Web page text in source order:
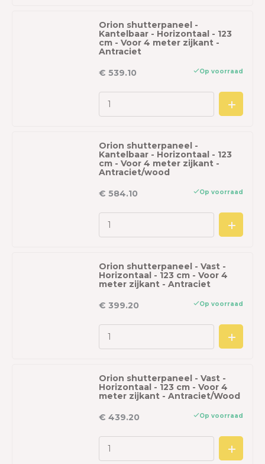
Orion shutterpaneel -
Kantelbaar - Horizontaal - 123
cm - Voor 4 meter zijkant -
Antraciet
€ 539.10
Op voorraad
Orion shutterpaneel -
Kantelbaar - Horizontaal - 123
cm - Voor 4 meter zijkant -
Antraciet/wood
€ 584.10
Op voorraad
Orion shutterpaneel - Vast -
Horizontaal - 123 cm - Voor 4
meter zijkant - Antraciet
€ 399.20
Op voorraad
Orion shutterpaneel - Vast -
Horizontaal - 123 cm - Voor 4
meter zijkant - Antraciet/Wood
€ 439.20
Op voorraad